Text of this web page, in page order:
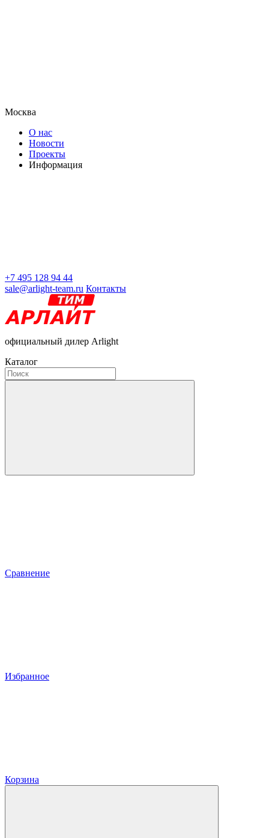
Москва
О нас
Новости
Проекты
Информация
+7 495 128 94 44
sale@arlight-team.ru Контакты
официальный дилер Arlight
Каталог
Сравнение
Избранное
Корзина